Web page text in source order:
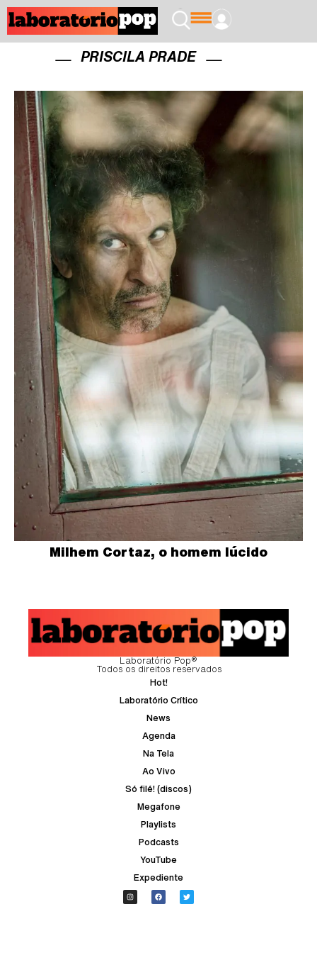
PRISCILA PRADE
Milhem Cortaz, o homem lúcido
Laboratório Pop®
Todos os direitos reservados
Hot!
Laboratório Crítico
News
Agenda
Na Tela
Ao Vivo
Só filé! (discos)
Megafone
Playlists
Podcasts
YouTube
Expediente